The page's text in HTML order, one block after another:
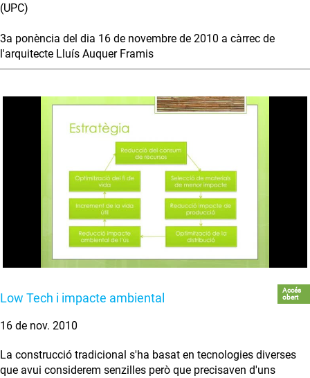
(UPC)
3a ponència del dia 16 de novembre de 2010 a càrrec de
l'arquitecte Lluís Auquer Framis
Low Tech i impacte ambiental
Accés
obert
16 de nov. 2010
La construcció tradicional s'ha basat en tecnologies diverses
que avui considerem senzilles però que precisaven d'uns